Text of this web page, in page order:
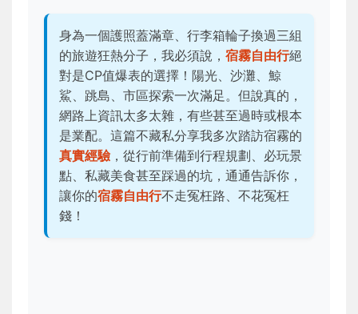
身為一個護照蓋滿章、行李箱輪子換過三組
的旅遊狂熱分子，我必須說， 宿霧自由行絕
對是CP值爆表的選擇！陽光、沙灘、鯨
鯊、跳島、市區探索一次滿足。但說真的，
網路上資訊太多太雜，有些甚至過時或根本
是業配。這篇不藏私分享我多次踏訪宿霧的
真實經驗，從行前準備到行程規劃、必玩景
點、私藏美食甚至踩過的坑，通通告訴你，
讓你的宿霧自由行不走冤枉路、不花冤枉
錢！